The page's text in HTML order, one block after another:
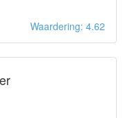
Waardering: 4.62